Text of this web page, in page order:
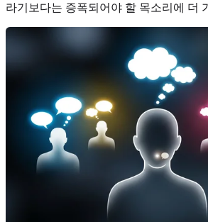
라기보다는 증폭되어야 할 목소리에 더